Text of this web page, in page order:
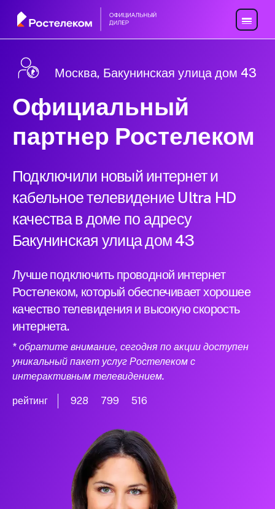
Москва, Бакунинская улица дом 43
Официальный
партнер Ростелеком
Подключили новый интернет и
кабельное телевидение Ultra HD
качества в доме по адресу
Бакунинская улица дом 43
Лучше подключить проводной интернет
Ростелеком, который обеспечивает хорошее
качество телевидения и высокую скорость
интернета.
* обратите внимание, сегодня по акции доступен
уникальный пакет услуг Ростелеком с
интерактивным телевидением.
рейтинг 928 799 516